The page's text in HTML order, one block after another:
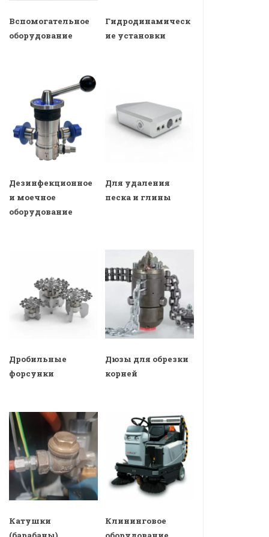
Вспомогательное
оборудование
Гидродинамическ
ие установки
Дезинфекционное
и моечное
оборудование
Для удаления
песка и глины
Дробильные
форсунки
Дюзы для обрезки
корней
Катушки
Клининговое